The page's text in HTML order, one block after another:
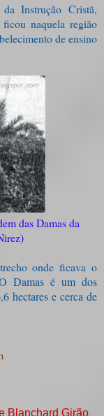
Instrução Cristã,
naquela região
de ensino
das Damas da
onde ficava o
Damas é um dos
hectares e cerca de
Blanchard Girão